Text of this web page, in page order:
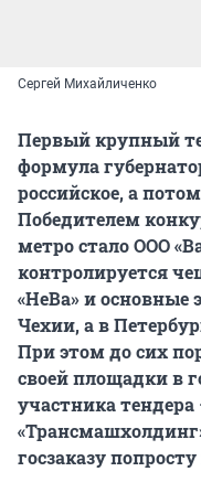
Сергей Михайличенко
Первый крупный
формула
российское, а
Победителем
метро стало ООО
контролируется
«НеВа» и основные
Чехии, а в
При этом до сих
своей площадки в
участника тендера
госзаказу